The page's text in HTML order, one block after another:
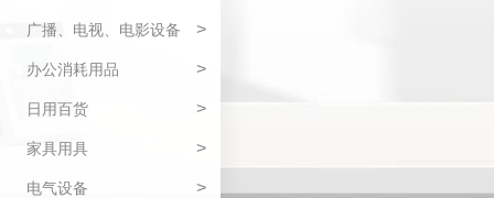
广播、电视、电影设备 >
办公消耗用品 >
日用百货 >
家具用具 >
电气设备 >